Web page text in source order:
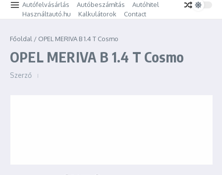
Autófelvásárlás
Autóbeszámítás
Autóhitel
Használtautó.hu
Kalkulátorok Contact
Főoldal / OPEL MERIVA B 1.4 T Cosmo
OPEL MERIVA B 1.4 T Cosmo
Szerző